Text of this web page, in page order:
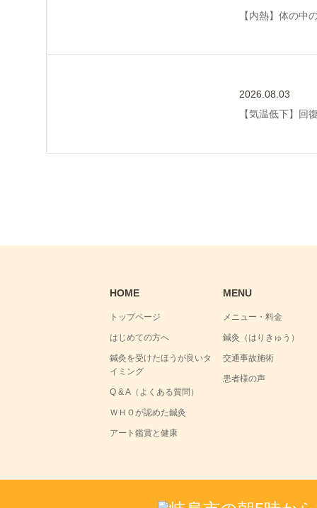
【内熱】体の中
2026.08.03
【気温低下】回
HOME
トップページ
はじめての方へ
鍼灸を受けたほうが良いタ
イミング
Q & A（よくある質問）
ＷＨＯが認めた鍼灸
アート鑑賞と健康
MENU
メニュー・料金
鍼灸（はりきゅう）
交通事故施術
患者様の声